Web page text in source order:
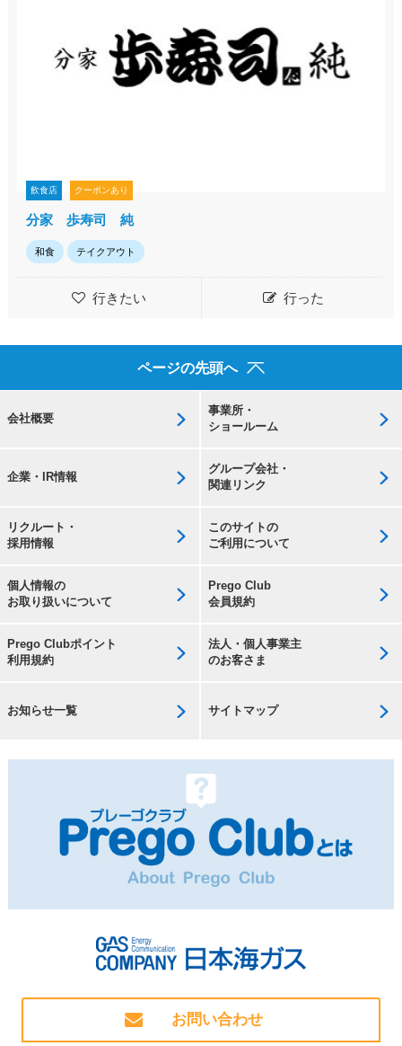
飲食店 クーポンあり
分家 歩寿司 純
和食 テイクアウト
行きたい 行った
ページの先頭へ
会社概要
事業所・
ショールーム
企業・IR情報
グループ会社・
関連リンク
リクルート・
採用情報
このサイトの
ご利用について
個人情報の
お取り扱いについて
Prego Club
会員規約
Prego Clubポイント
利用規約
法人・個人事業主
のお客さま
お知らせ一覧 サイトマップ
お問い合わせ